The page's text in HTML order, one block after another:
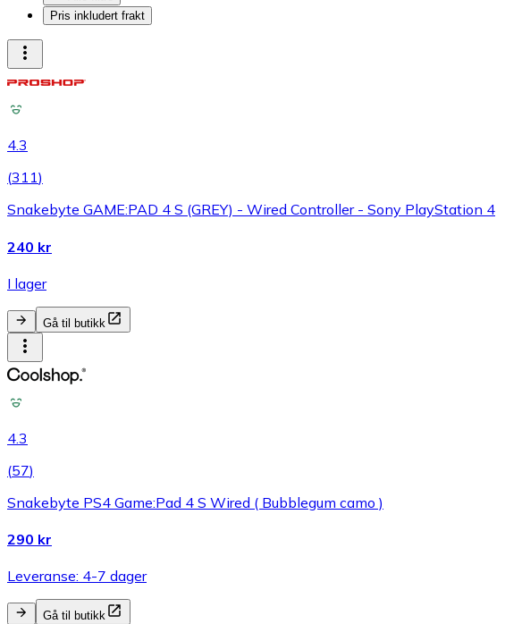
Pris inkludert frakt
4.3
(311)
Snakebyte GAME:PAD 4 S (GREY) - Wired Controller - Sony PlayStation 4
240 kr
I lager
Gå til butikk
4.3
(57)
Snakebyte PS4 Game:Pad 4 S Wired ( Bubblegum camo )
290 kr
Leveranse: 4-7 dager
Gå til butikk